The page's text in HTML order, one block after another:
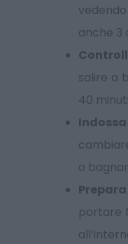
anche 3
salire a
40
o
portare